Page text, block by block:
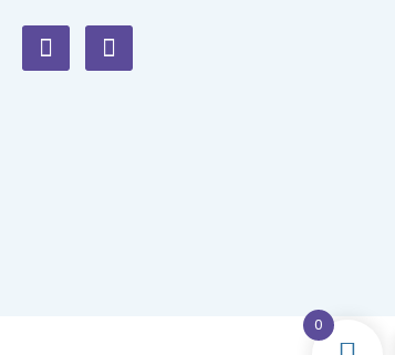
0